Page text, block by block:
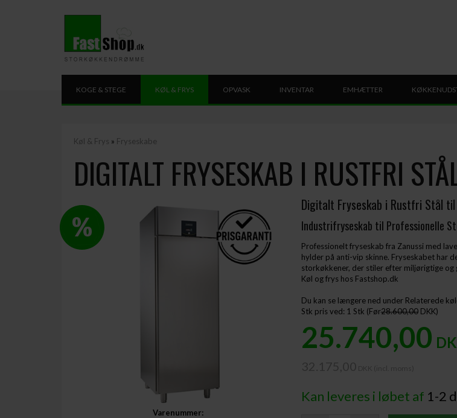
KOGE & STEGE KØL & FRYS OPVASK INVENTAR EMHÆTTER
Køl & Frys » Fryseskabe
DIGITALT FRYSESKAB I RUSTFRI
Varenummer:
Digitalt Fryseskab i Rustfri Stål
Industrifryseskab til Professionelle
Professionelt fryseskab fra Zanussi med
hylder på anti-vip skinne. Fryseskabet har
storkøkkener, der stiler efter miljørigtige
Køl og frys hos Fastshop.dk
Du kan se længere ned under Relaterede
Stk pris ved: 1 Stk (Før28.600,00 DKK)
25.740,00
Kan leveres i løbet af 1-2